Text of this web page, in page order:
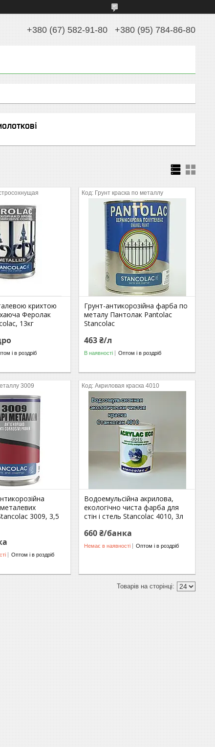
+380 (67) 582-91-80 +380 (95) 784-86-80
крихтою
Феролак
13кг
і в роздріб
Грунт краска по металлу
Грунт-антикорозійна фарба по
металу Пантолак Pantolac
Stancolac
463 ₴/л
В наявності Оптом і в роздріб
3009
3009, 3,5
Оптом і в роздріб
Акриловая краска 4010
Водоемульсійна акрилова,
екологічно чиста фарба для
стін і стель Stancolac 4010, 3л
660 ₴/банка
Немає в наявності Оптом і в роздріб